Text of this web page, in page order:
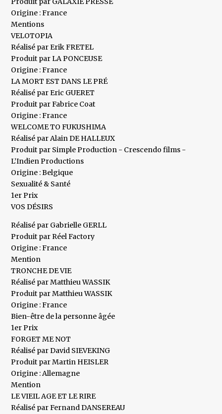
Origine : France
Mentions
VELOTOPIA
Réalisé par Erik FRETEL
Produit par LA PONCEUSE
Origine : France
LA MORT EST DANS LE PRÉ
Réalisé par Eric GUERET
Produit par Fabrice Coat
Origine : France
WELCOME TO FUKUSHIMA
Réalisé par Alain DE HALLEUX
Produit par Simple Production - Crescendo films -
L’Indien Productions
Origine : Belgique
Sexualité & Santé
1er Prix
VOS DÉSIRS
Réalisé par Gabrielle GERLL
Produit par Réel Factory
Origine : France
Mention
TRONCHE DE VIE
Réalisé par Matthieu WASSIK
Produit par Matthieu WASSIK
Origine : France
Bien-être de la personne âgée
1er Prix
FORGET ME NOT
Réalisé par David SIEVEKING
Produit par Martin HEISLER
Origine : Allemagne
Mention
LE VIEIL AGE ET LE RIRE
Réalisé par Fernand DANSEREAU